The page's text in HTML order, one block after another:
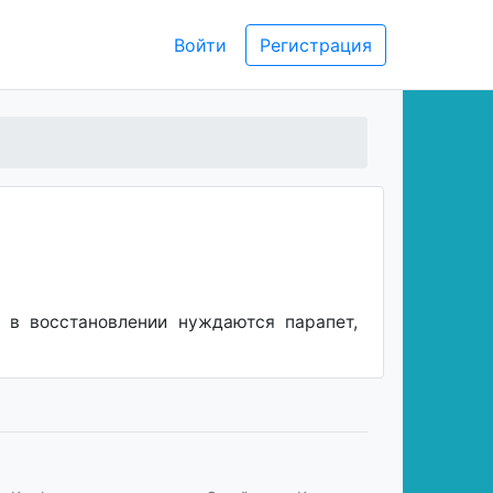
Войти Регистрация
восстановлении нуждаются парапет,